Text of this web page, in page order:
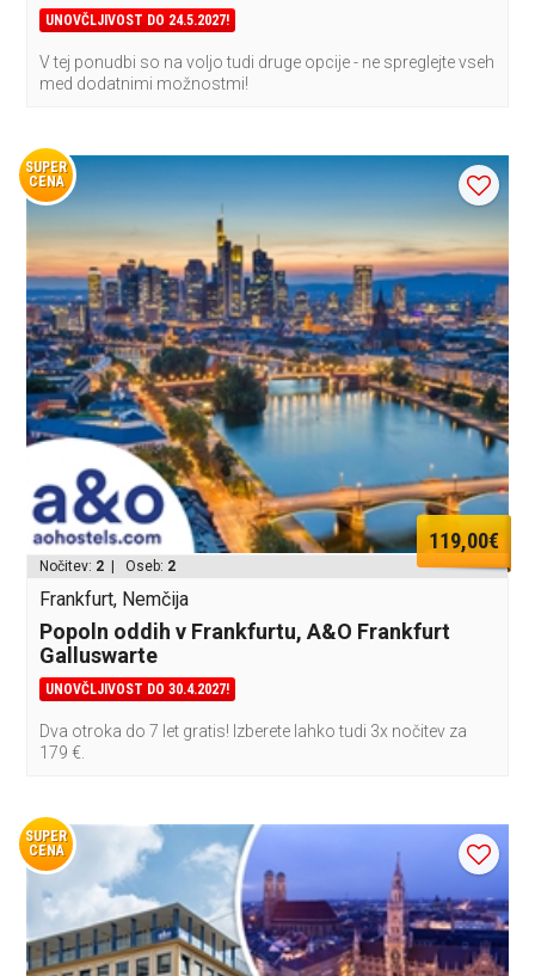
UNOVČLJIVOST DO 24.5.2027!
V tej ponudbi so na voljo tudi druge opcije - ne spreglejte vseh
med dodatnimi možnostmi!
SUPER
CENA
119,00€
Nočitev: 2 | Oseb: 2
Frankfurt, Nemčija
Popoln oddih v Frankfurtu, A&O Frankfurt
Galluswarte
UNOVČLJIVOST DO 30.4.2027!
Dva otroka do 7 let gratis! Izberete lahko tudi 3x nočitev za
179 €.
SUPER
CENA